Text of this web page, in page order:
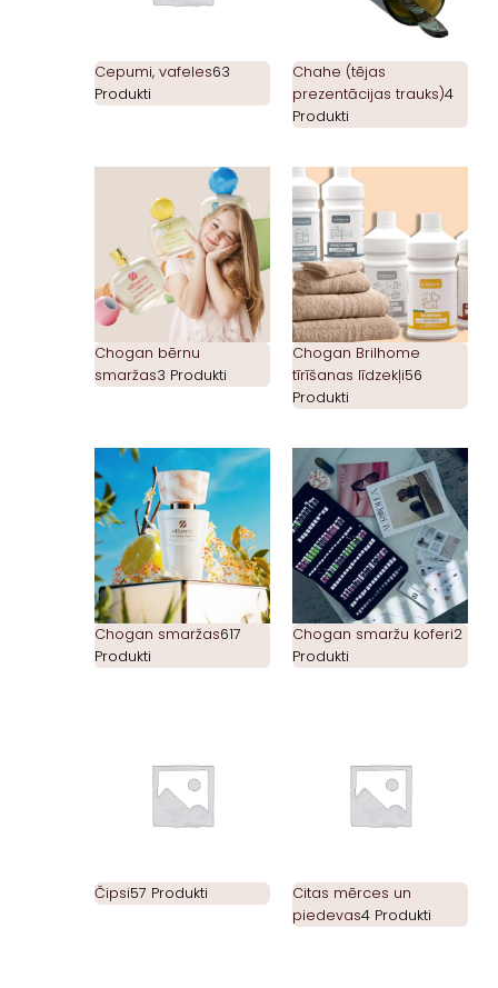
Cepumi, vafeles63
Produkti
Chahe (tējas
prezentācijas trauks)4
Produkti
Chogan bērnu
smaržas3 Produkti
Chogan Brilhome
tīrīšanas līdzekļi56
Produkti
Chogan smaržas617
Produkti
Chogan smaržu koferi2
Produkti
Čipsi57 Produkti
Citas mērces un
piedevas4 Produkti